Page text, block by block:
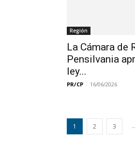
Región
La Cámara de
Pensilvania
ley...
PR/CP - 16/06/2026
1 2 3